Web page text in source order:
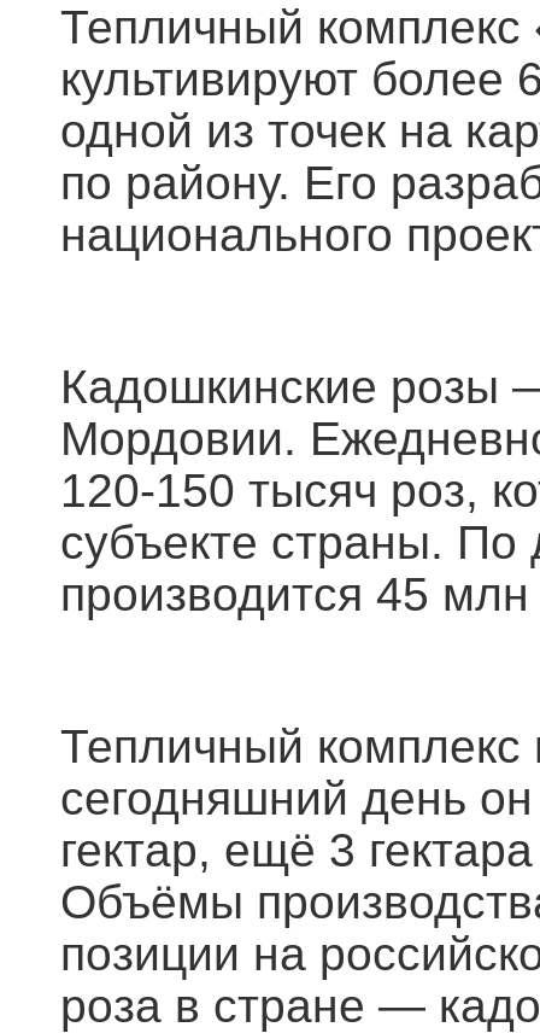
Тепличный
культивируют более
одной из точек на
по району. Его
национального
Кадошкинские розы
Мордовии.
120-150 тысяч роз,
субъекте страны. По
производится 45 млн
Тепличный
сегодняшний день
гектар, ещё 3
Объёмы
позиции на
роза в стране — к